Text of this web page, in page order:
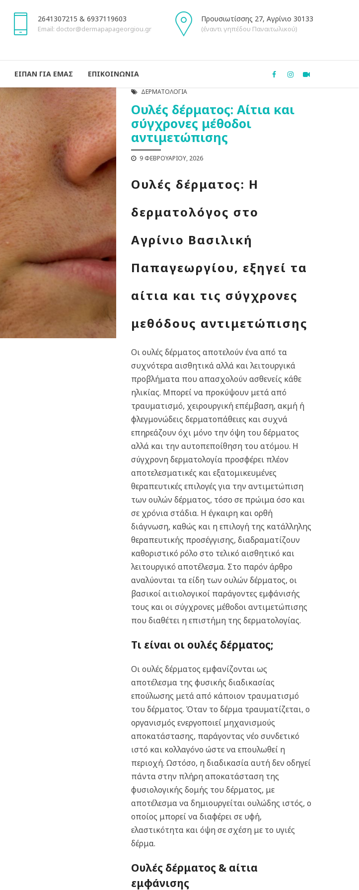
2641307215 & 6937119603
Email: doctor@dermapapageorgiou.gr
Προυσιωτίσσης 27, Αγρίνιο 30133
(έναντι γηπέδου Παναιτωλικού)
ΕΙΠΑΝ ΓΙΑ ΕΜΑΣ ΕΠΙΚΟΙΝΩΝΙΑ
ΔΕΡΜΑΤΟΛΟΓΊΑ
Ουλές δέρματος: Aίτια και
σύγχρονες μέθοδοι
αντιμετώπισης
9 ΦΕΒΡΟΥΑΡΊΟΥ, 2026
Ουλές δέρματος: Η
δερματολόγος στο
Αγρίνιο Βασιλική
Παπαγεωργίου, εξηγεί τα
αίτια και τις σύγχρονες
μεθόδους αντιμετώπισης
Οι ουλές δέρματος αποτελούν ένα από τα
συχνότερα αισθητικά αλλά και λειτουργικά
προβλήματα που απασχολούν ασθενείς κάθε
ηλικίας. Μπορεί να προκύψουν μετά από
τραυματισμό, χειρουργική επέμβαση, ακμή ή
φλεγμονώδεις δερματοπάθειες και συχνά
επηρεάζουν όχι μόνο την όψη του δέρματος
αλλά και την αυτοπεποίθηση του ατόμου. Η
σύγχρονη δερματολογία προσφέρει πλέον
αποτελεσματικές και εξατομικευμένες
θεραπευτικές επιλογές για την αντιμετώπιση
των ουλών δέρματος, τόσο σε πρώιμα όσο και
σε χρόνια στάδια. Η έγκαιρη και ορθή
διάγνωση, καθώς και η επιλογή της κατάλληλης
θεραπευτικής προσέγγισης, διαδραματίζουν
καθοριστικό ρόλο στο τελικό αισθητικό και
λειτουργικό αποτέλεσμα. Στο παρόν άρθρο
αναλύονται τα είδη των ουλών δέρματος, οι
βασικοί αιτιολογικοί παράγοντες εμφάνισής
τους και οι σύγχρονες μέθοδοι αντιμετώπισης
που διαθέτει η επιστήμη της δερματολογίας.
Τι είναι οι ουλές δέρματος;
Οι ουλές δέρματος εμφανίζονται ως
αποτέλεσμα της φυσικής διαδικασίας
επούλωσης μετά από κάποιον τραυματισμό
του δέρματος. Όταν το δέρμα τραυματίζεται, ο
οργανισμός ενεργοποιεί μηχανισμούς
αποκατάστασης, παράγοντας νέο συνδετικό
ιστό και κολλαγόνο ώστε να επουλωθεί η
περιοχή. Ωστόσο, η διαδικασία αυτή δεν οδηγεί
πάντα στην πλήρη αποκατάσταση της
φυσιολογικής δομής του δέρματος, με
αποτέλεσμα να δημιουργείται ουλώδης ιστός, ο
οποίος μπορεί να διαφέρει σε υφή,
ελαστικότητα και όψη σε σχέση με το υγιές
δέρμα.
Ουλές δέρματος & αίτια
εμφάνισης